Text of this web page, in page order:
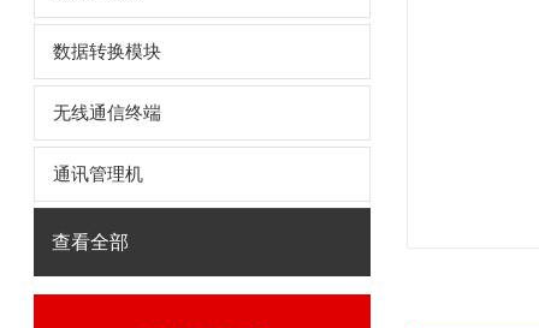
数据转换模块
无线通信终端
通讯管理机
查看全部